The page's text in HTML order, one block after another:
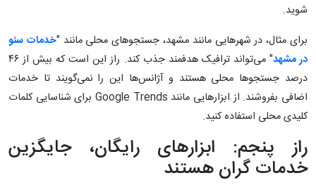
شوید.
برای مثال، در شهرهایی مانند مشهد، جستجوهای محلی مانند "خدمات سئو
در مشهد
" می‌تواند ترافیک هدفمند جذب کند. راز این است که بیش از ۴۶
درصد جستجوها محلی هستند و آژانس‌ها این را نمی‌گویند تا خدمات
اضافی بفروشند. از ابزارهایی مانند Google Trends برای شناسایی کلمات
کلیدی محلی استفاده کنید.
راز پنجم: ابزارهای رایگان، جایگزین
خدمات گران هستند